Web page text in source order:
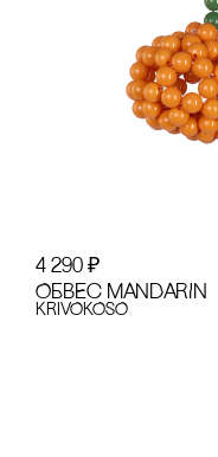
4 290 ₽
ОБВЕс MANDARIN
KRiVOKOSO